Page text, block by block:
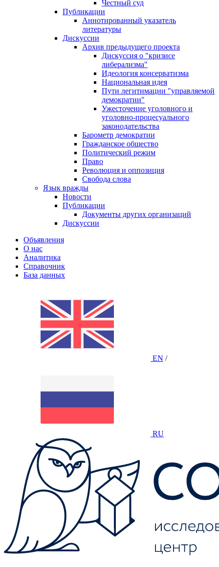
Честный суд
Публикации
Аннотированный указатель
литературы
Дискуссии
Архив предыдущего проекта
Дискуссия о "кризисе
либерализма"
Идеология консерватизма
Национальная идея
Пути легитимации "управляемой
демократии"
Ужесточение уголовного и
уголовно-процесуального
законодательства
Барометр демократии
Гражданское общество
Политический режим
Право
Революция и оппозиция
Свобода слова
Язык вражды
Новости
Публикации
Документы других организаций
Дискуссии
Объявления
О нас
Аналитика
Справочник
База данных
EN /
RU